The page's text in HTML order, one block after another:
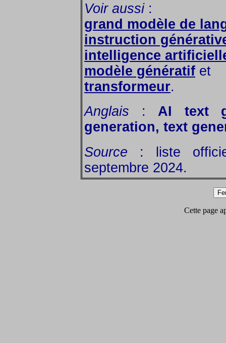
Voir aussi:
grand modèle de
instruction
intelligence
modèle génératif et
transformeur.
Anglais : AI text
generation, text
Source : liste
septembre 2024.
Cette page